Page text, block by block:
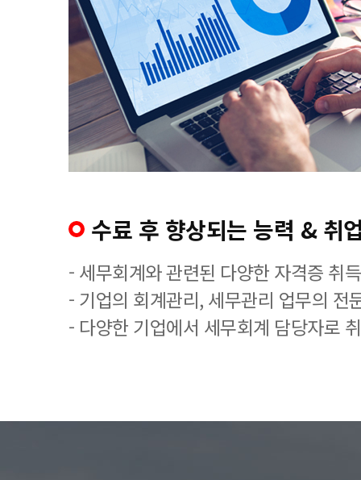
수료 후 향상되는 능력 & 취
- 세무회계와 관련된 다양한 자격증 취
- 기업의 회계관리, 세무관리 업무의 전
- 다양한 기업에서 세무회계 담당자로